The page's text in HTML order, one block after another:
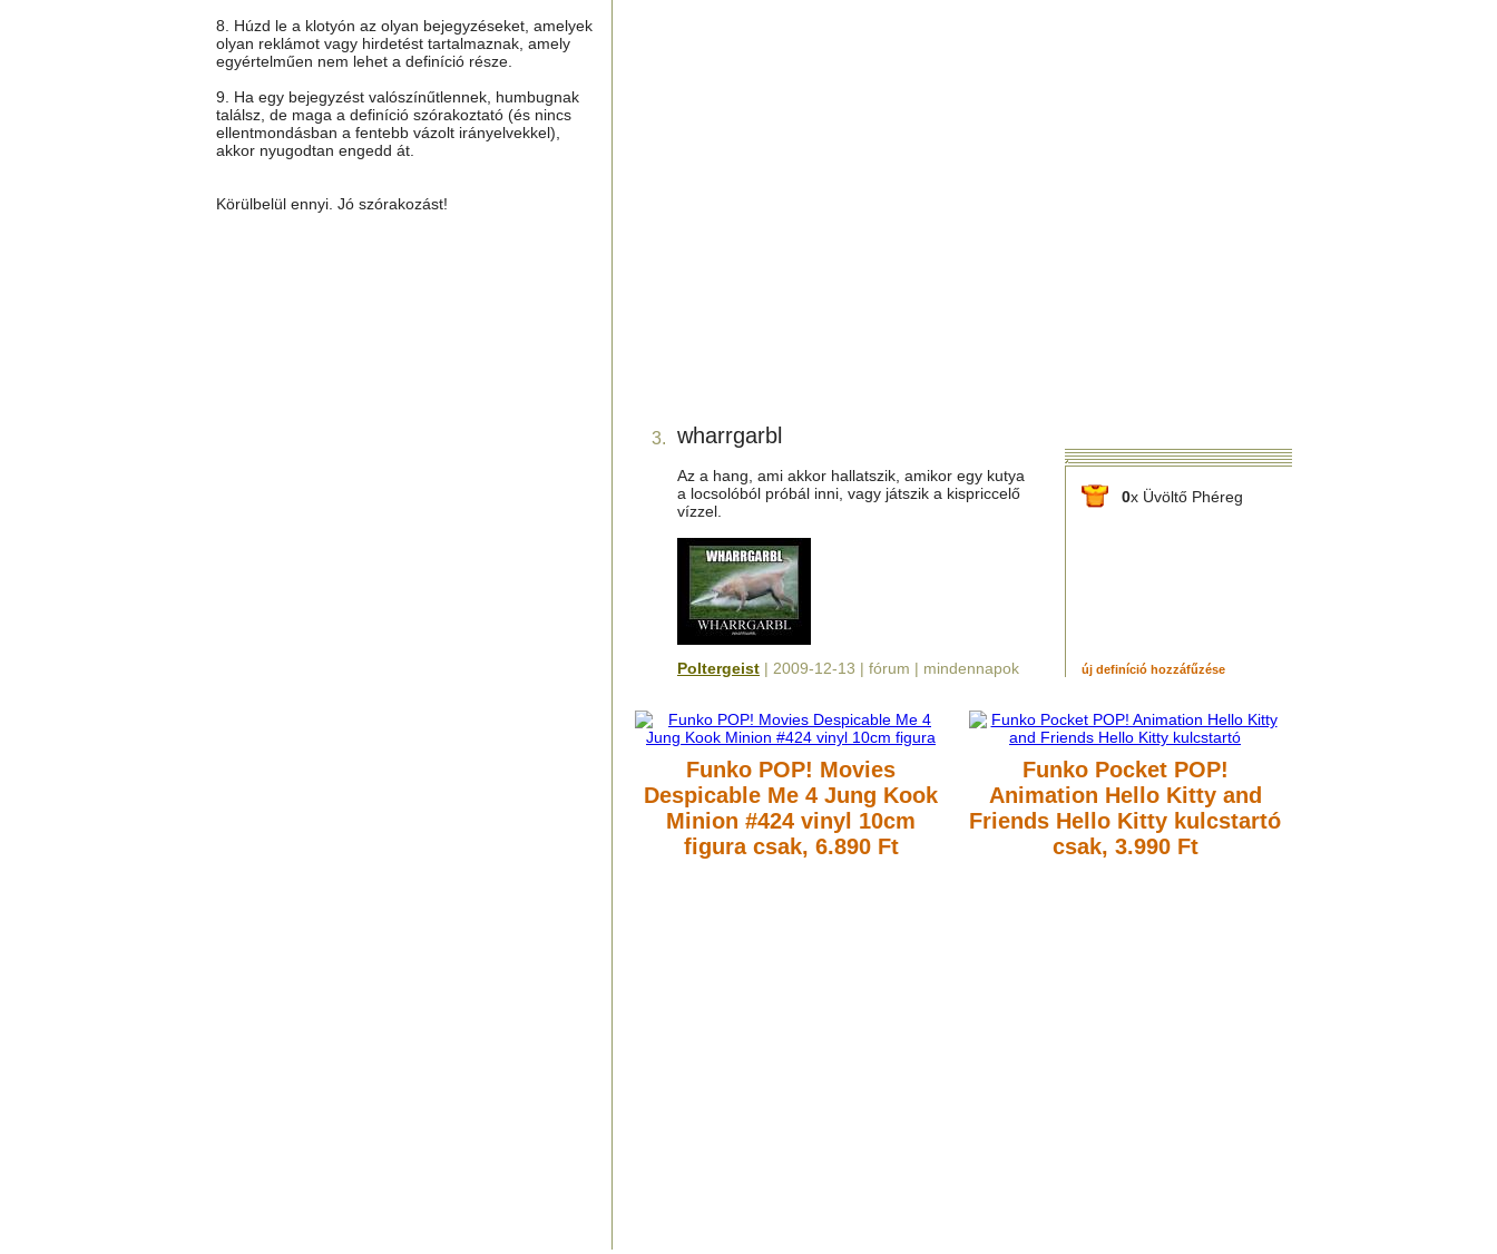
8. Húzd le a klotyón az olyan bejegyzéseket, amelyek
olyan reklámot vagy hirdetést tartalmaznak, amely
egyértelműen nem lehet a definíció része.
9. Ha egy bejegyzést valószínűtlennek, humbugnak
találsz, de maga a definíció szórakoztató (és nincs
ellentmondásban a fentebb vázolt irányelvekkel),
akkor nyugodtan engedd át.
Körülbelül ennyi. Jó szórakozást!
3. wharrgarbl
Az a hang, ami akkor hallatszik, amikor egy kutya
a locsolóból próbál inni, vagy játszik a kispriccelő
vízzel.
0x Üvöltő Phéreg
Poltergeist | 2009-12-13 | fórum | mindennapok új definíció hozzáfűzése
Funko POP! Movies
Despicable Me 4 Jung Kook
Minion #424 vinyl 10cm
figuracsak, 6.890 Ft
Funko Pocket POP!
Animation Hello Kitty and
Friends Hello Kitty kulcstartó
csak, 3.990 Ft